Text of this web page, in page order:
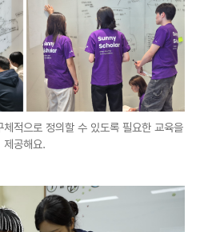
적으로 정의할 수 있도록 필요한 교육을
제공해요.